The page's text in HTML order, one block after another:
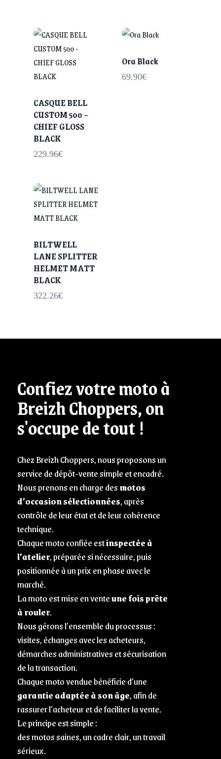
CASQUE BELL
CUSTOM 500 –
CHIEF GLOSS
BLACK
229.96€
Ora Black
69.90€
BILTWELL
LANE SPLITTER
HELMET MATT
BLACK
322.26€
Confiez votre moto à
Breizh Choppers, on
s'occupe de tout !
Chez Breizh Choppers, nous proposons un
service de dépôt-vente simple et encadré.
Nous prenons en charge desmotos
d’occasion sélectionnées, après
contrôle de leur état et de leur cohérence
technique.
Chaque moto confiée estinspectée à
l’atelier, préparée si nécessaire, puis
positionnée à un prix en phase avec le
marché.
La moto est mise en venteune fois prête
à rouler.
Nous gérons l’ensemble du processus :
visites, échanges avec les acheteurs,
démarches administratives et sécurisation
de la transaction.
Chaque moto vendue bénéficie d’une
garantie adaptée à son âge, afin de
rassurer l’acheteur et de faciliter la vente.
Le principe est simple :
des motos saines, un cadre clair, un travail
sérieux.